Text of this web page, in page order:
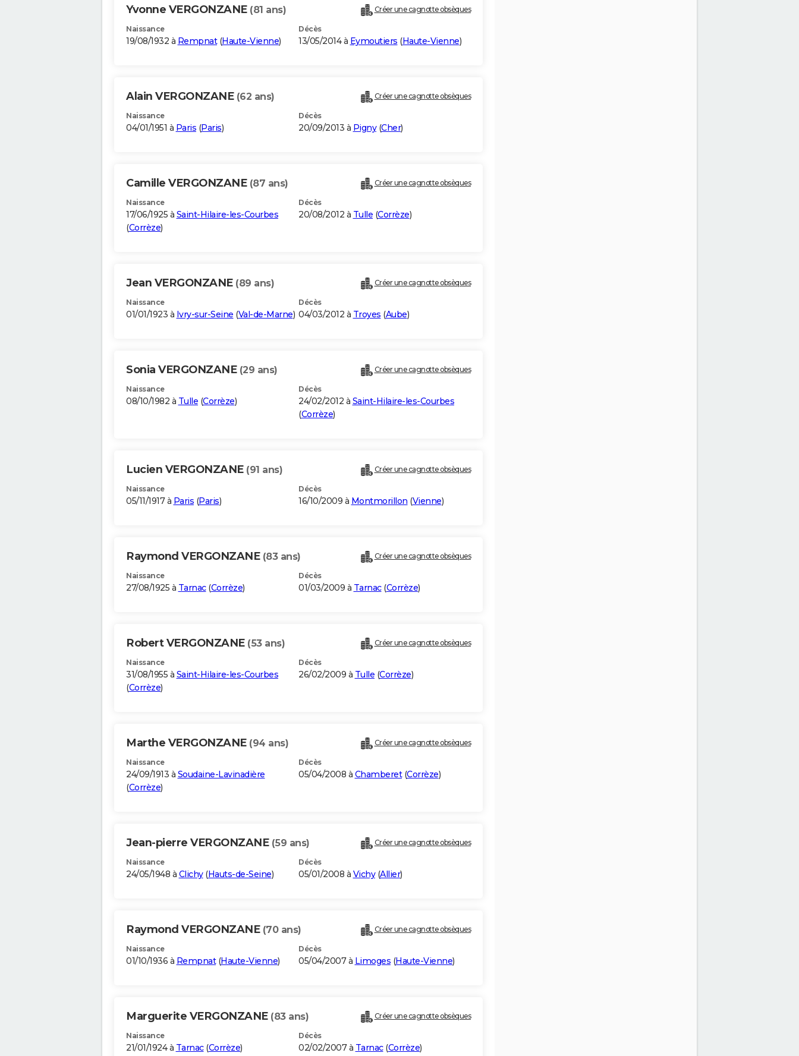
Yvonne VERGONZANE (81 ans) Créer une cagnotte obsèques
Naissance
19/08/1932 à Rempnat(Haute-Vienne)
Décès
13/05/2014 à Eymoutiers (Haute-Vienne)
Alain VERGONZANE (62 ans) Créer une cagnotte obsèques
Naissance
04/01/1951 à Paris (Paris)
Décès
20/09/2013 à Pigny(Cher)
Camille VERGONZANE (87 ans) Créer une cagnotte obsèques
Naissance
17/06/1925 à Saint-Hilaire-les-Courbes
(Corrèze)
Décès
20/08/2012 à Tulle (Corrèze)
Jean VERGONZANE (89 ans) Créer une cagnotte obsèques
Naissance
01/01/1923 à Ivry-sur-Seine (Val-de-Marne)
Décès
04/03/2012 à Troyes (Aube)
Sonia VERGONZANE (29 ans) Créer une cagnotte obsèques
Naissance
08/10/1982 à Tulle (Corrèze)
Décès
24/02/2012 à Saint-Hilaire-les-Courbes
(Corrèze)
Lucien VERGONZANE (91 ans) Créer une cagnotte obsèques
Naissance
05/11/1917 à Paris (Paris)
Décès
16/10/2009 à Montmorillon (Vienne)
Raymond VERGONZANE (83 ans) Créer une cagnotte obsèques
Naissance
27/08/1925 à Tarnac(Corrèze)
Décès
01/03/2009 à Tarnac(Corrèze)
Robert VERGONZANE (53 ans) Créer une cagnotte obsèques
Naissance
31/08/1955 à Saint-Hilaire-les-Courbes
(Corrèze)
Décès
26/02/2009 à Tulle (Corrèze)
Marthe VERGONZANE (94 ans) Créer une cagnotte obsèques
Naissance
24/09/1913 à Soudaine-Lavinadière
(Corrèze)
Décès
05/04/2008 à Chamberet(Corrèze)
Jean-pierre VERGONZANE (59 ans) Créer une cagnotte obsèques
Naissance
24/05/1948 à Clichy(Hauts-de-Seine)
Décès
05/01/2008 à Vichy(Allier)
Raymond VERGONZANE (70 ans) Créer une cagnotte obsèques
Naissance
01/10/1936 à Rempnat(Haute-Vienne)
Décès
05/04/2007 à Limoges (Haute-Vienne)
Marguerite VERGONZANE (83 ans) Créer une cagnotte obsèques
Naissance
21/01/1924 à Tarnac(Corrèze)
Décès
02/02/2007 à Tarnac(Corrèze)